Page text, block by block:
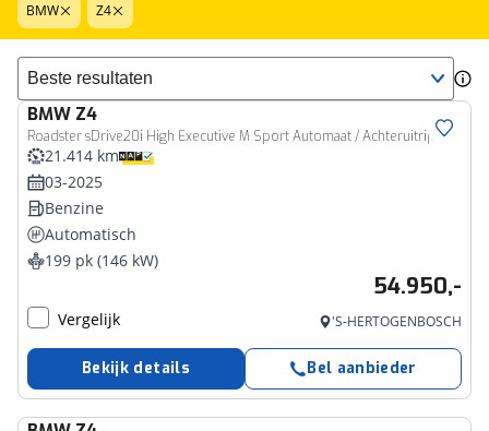
BMW Z4
Sorteer resultaten
BMW Z4
Roadster sDrive20i High Executive M Sport Automaat / Achteruitrijcamera / M Sportonderstel / Adaptieve LED / Stoelverwarming / Live Cockpit Professional
21.414 km
03-2025
Benzine
Automatisch
199 pk (146 kW)
54.950,-
Vergelijk 'S-HERTOGENBOSCH
Bekijk details Bel aanbieder